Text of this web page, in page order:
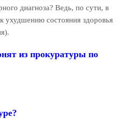
диагноза? Ведь, по сути, в
ухудшению состояния здоровья
из прокуратуры по